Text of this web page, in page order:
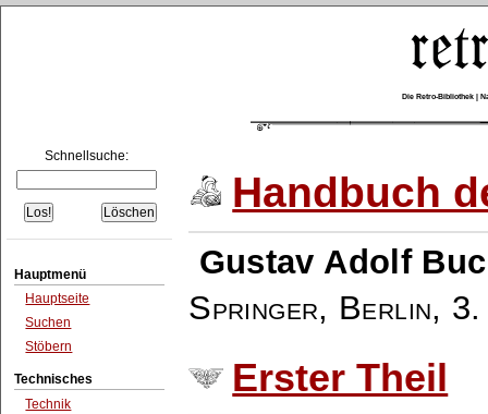
Die Retro-Bibliothek |
Schnellsuche:
Hauptmenü
Hauptseite
Suchen
Stöbern
Technisches
Technik
Handbuch
Gustav Adolf
Springer, Berlin,
Erster Theil